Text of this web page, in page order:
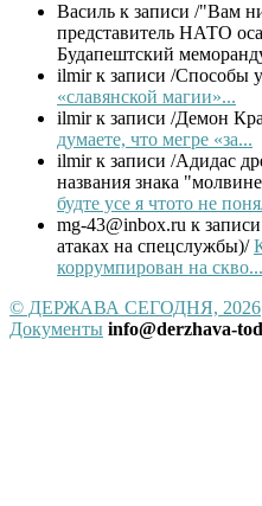
Василь к записи /"Вам
представитель НАТО
Будапештский
ilmirк записи /Способы
«славянской магии»...
ilmirк записи /Демон
думаете, что мегре «за...
ilmirк записи /Адидас
названия знака
будте усе я чтото не
mg-43@inbox.ru к
атаках на спецслужбы)/
коррумпирован на скво...
© ДЕРЖАВА СЕГОДНЯ, 2026
Документы info@derzhava-